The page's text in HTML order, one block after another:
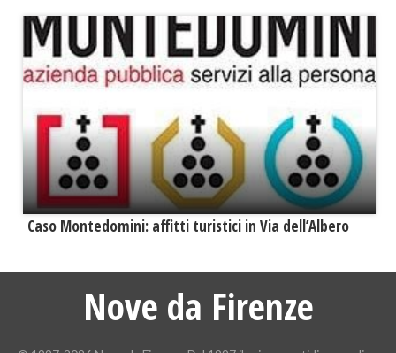
Caso Montedomini: affitti turistici in Via dell’Albero
Nove da Firenze